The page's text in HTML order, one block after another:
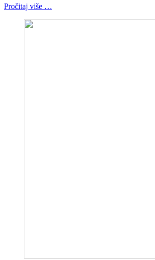
Pročitaj više …